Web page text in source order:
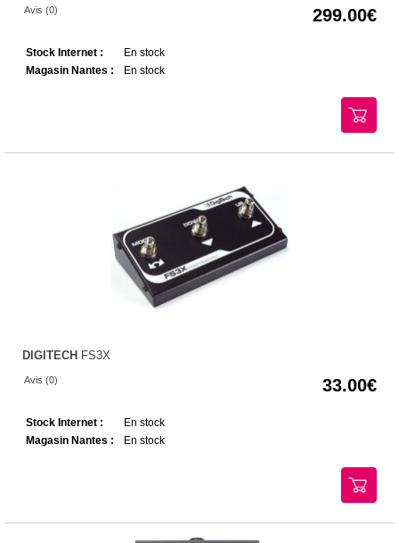
Avis (0) 299.00
Stock Internet :
En stock
Magasin Nantes :
En stock
DIGITECH FS3X
Avis (0) 33.00
Stock Internet :
En stock
Magasin Nantes :
En stock